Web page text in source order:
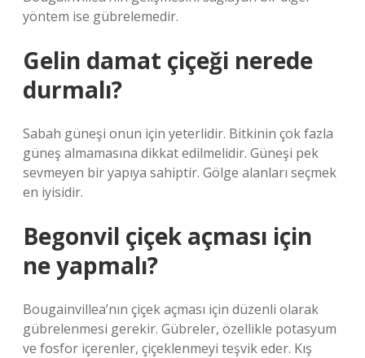
yöntem ise gübrelemedir.
Gelin damat çiçeği nerede
durmalı?
Sabah güneşi onun için yeterlidir. Bitkinin çok fazla
güneş almamasına dikkat edilmelidir. Güneşi pek
sevmeyen bir yapıya sahiptir. Gölge alanları seçmek
en iyisidir.
Begonvil çiçek açması için
ne yapmalı?
Bougainvillea’nın çiçek açması için düzenli olarak
gübrelenmesi gerekir. Gübreler, özellikle potasyum
ve fosfor içerenler, çiçeklenmeyi teşvik eder. Kış